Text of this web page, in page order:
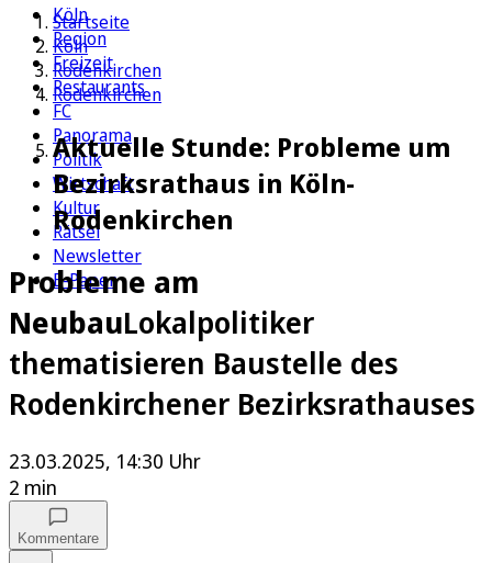
Köln
Region
Freizeit
Restaurants
FC
Panorama
Politik
Wirtschaft
Kultur
Rätsel
Newsletter
E-Paper
Startseite
Köln
Rodenkirchen
Rodenkirchen
Aktuelle Stunde: Probleme um
Bezirksrathaus in Köln-
Rodenkirchen
Probleme am
NeubauLokalpolitiker
thematisieren Baustelle des
Rodenkirchener Bezirksrathauses
23.03.2025, 14:30 Uhr
2 min
Kommentare